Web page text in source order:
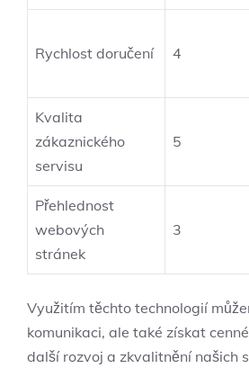
Rychlost doručení 4
Kvalita
zákaznického
servisu
5
Přehlednost
webových
stránek
3
Využitím těchto technologií
komunikaci, ale také získat
další rozvoj a zkvalitnění našich